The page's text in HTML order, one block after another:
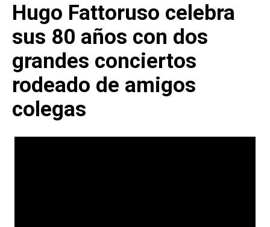
Hugo Fattoruso celebra
sus 80 años con dos
grandes conciertos
rodeado de amigos
colegas